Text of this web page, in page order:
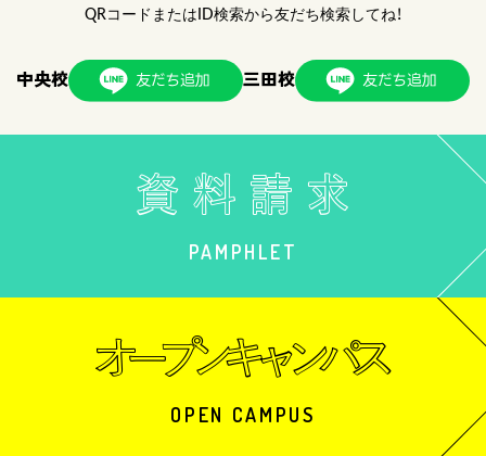
QRコードまたはID検索から友だち検索してね！
中央校 三田校
PAMPHLET
OPEN CAMPUS